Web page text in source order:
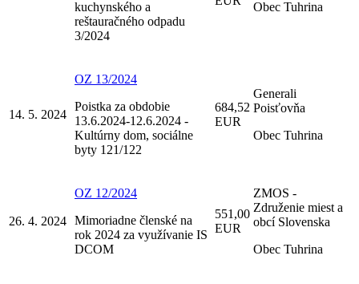
kuchynského a
reštauračného odpadu
3/2024
Obec Tuhrina
14. 5. 2024
OZ 13/2024
Poistka za obdobie
13.6.2024-12.6.2024 -
Kultúrny dom, sociálne
byty 121/122
684,52
EUR
Generali
Poisťovňa
Obec Tuhrina
26. 4. 2024
OZ 12/2024
Mimoriadne členské na
rok 2024 za využívanie IS
DCOM
551,00
EUR
ZMOS -
Združenie miest a
obcí Slovenska
Obec Tuhrina